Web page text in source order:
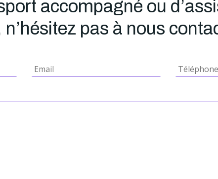
accompagné ou
pas à nous